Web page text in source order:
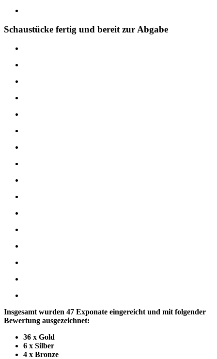
Schaustücke fertig und bereit zur Abgabe
Insgesamt wurden 47 Exponate eingereicht und mit folgender
Bewertung ausgezeichnet:
36 x Gold
6 x Silber
4 x Bronze